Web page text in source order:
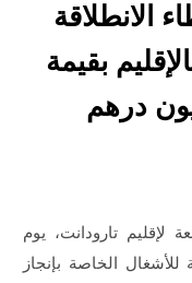
الانطلاقة
بقيمة
لإقليم تارودانت، يوم
الانطلاقة للأشغال الخاصة بإنجاز